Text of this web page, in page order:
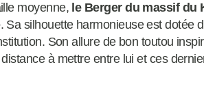
moyenne, le Berger du massif
. Sa silhouette harmonieuse est dotée
Son allure de bon toutou
à mettre entre lui et ces